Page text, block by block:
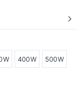
400W 500W